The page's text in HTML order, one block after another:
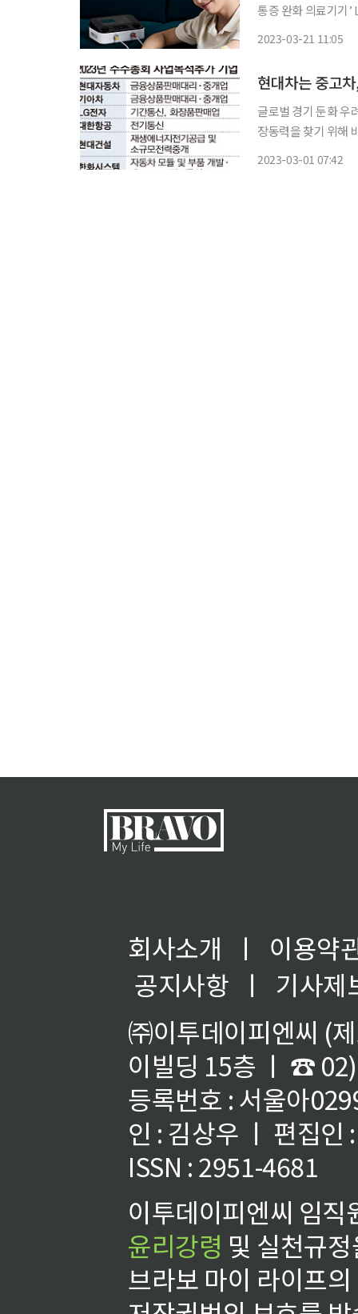
통증 완화 의료기기’ LG 메디페인 활용 LG전자
2023-03-21 11:05
글로벌 경기 둔화 우
장동력을 찾기 위해
2023-03-01 07:42
회사소개 ㅣ
이용약
공지사항
ㅣ
기사제
㈜이투데이피엔씨 (
이빌딩 15층 ㅣ ☎
등록번호 : 서울아
인 : 김상우 ㅣ 편집인
ISSN : 2951-4681
이투데이피엔씨 임
윤리강령 및 실천규
브라보 마이 라이프